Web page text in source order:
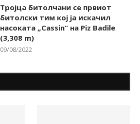
Тројца битолчани се првиот
битолски тим кој ја искачил
насоката „Cassin“ на Piz Badile
(3,308 m)
09/08/2022